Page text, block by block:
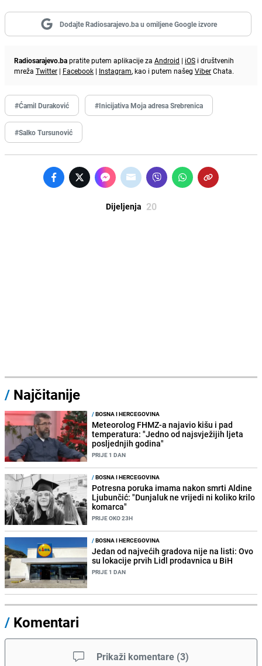
Dodajte Radiosarajevo.ba u omiljene Google izvore
Radiosarajevo.bapratite putem aplikacije za Android | iOS i društvenih
mreža Twitter | Facebook | Instagram, kao i putem našeg ViberChata.
#Ćamil Duraković #Inicijativa Moja adresa Srebrenica
#Salko Tursunović
Dijeljenja 20
/ Najčitanije
/BOSNA I HERCEGOVINA
Meteorolog FHMZ-a najavio kišu i pad
temperatura: "Jedno od najsvježijih ljeta
posljednjih godina"
PRIJE 1 DAN
/BOSNA I HERCEGOVINA
Potresna poruka imama nakon smrti Aldine
Ljubunčić: "Dunjaluk ne vrijedi ni koliko krilo
komarca"
PRIJE OKO 23H
/BOSNA I HERCEGOVINA
Jedan od najvećih gradova nije na listi: Ovo
su lokacije prvih Lidl prodavnica u BiH
PRIJE 1 DAN
/ Komentari
Prikaži komentare (3)